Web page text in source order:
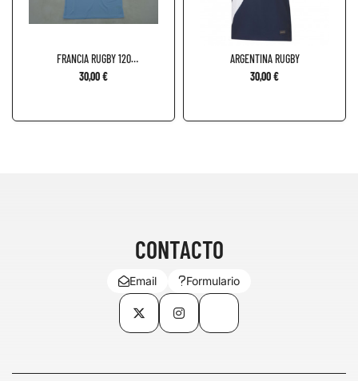
FRANCIA RUGBY 120
ANIVERSARIO
30,00 €
ARGENTINA RUGBY
30,00 €
CONTACTO
Email Formulario
Twitter InstagramTikTok